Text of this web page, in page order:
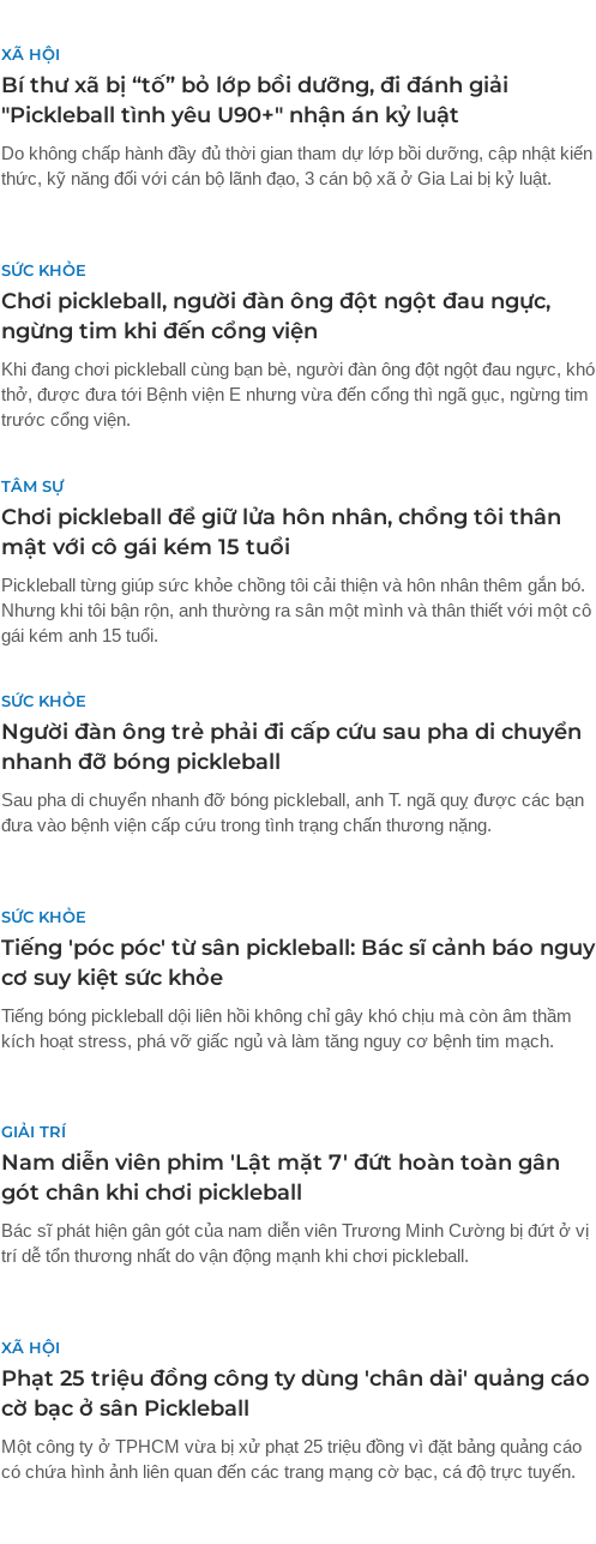
XÃ HỘI
Bí thư xã bị “tố” bỏ lớp bồi dưỡng, đi đánh giải
"Pickleball tình yêu U90+" nhận án kỷ luật
Do không chấp hành đầy đủ thời gian tham dự lớp bồi dưỡng, cập nhật kiến
thức, kỹ năng đối với cán bộ lãnh đạo, 3 cán bộ xã ở Gia Lai bị kỷ luật.
SỨC KHỎE
Chơi pickleball, người đàn ông đột ngột đau ngực,
ngừng tim khi đến cổng viện
Khi đang chơi pickleball cùng bạn bè, người đàn ông đột ngột đau ngực, khó
thở, được đưa tới Bệnh viện E nhưng vừa đến cổng thì ngã gục, ngừng tim
trước cổng viện.
TÂM SỰ
Chơi pickleball để giữ lửa hôn nhân, chồng tôi thân
mật với cô gái kém 15 tuổi
Pickleball từng giúp sức khỏe chồng tôi cải thiện và hôn nhân thêm gắn bó.
Nhưng khi tôi bận rộn, anh thường ra sân một mình và thân thiết với một cô
gái kém anh 15 tuổi.
SỨC KHỎE
Người đàn ông trẻ phải đi cấp cứu sau pha di chuyển
nhanh đỡ bóng pickleball
Sau pha di chuyển nhanh đỡ bóng pickleball, anh T. ngã quỵ được các bạn
đưa vào bệnh viện cấp cứu trong tình trạng chấn thương nặng.
SỨC KHỎE
Tiếng 'póc póc' từ sân pickleball: Bác sĩ cảnh báo nguy
cơ suy kiệt sức khỏe
Tiếng bóng pickleball dội liên hồi không chỉ gây khó chịu mà còn âm thầm
kích hoạt stress, phá vỡ giấc ngủ và làm tăng nguy cơ bệnh tim mạch.
GIẢI TRÍ
Nam diễn viên phim 'Lật mặt 7' đứt hoàn toàn gân
gót chân khi chơi pickleball
Bác sĩ phát hiện gân gót của nam diễn viên Trương Minh Cường bị đứt ở vị
trí dễ tổn thương nhất do vận động mạnh khi chơi pickleball.
XÃ HỘI
Phạt 25 triệu đồng công ty dùng 'chân dài' quảng cáo
cờ bạc ở sân Pickleball
Một công ty ở TPHCM vừa bị xử phạt 25 triệu đồng vì đặt bảng quảng cáo
có chứa hình ảnh liên quan đến các trang mạng cờ bạc, cá độ trực tuyến.